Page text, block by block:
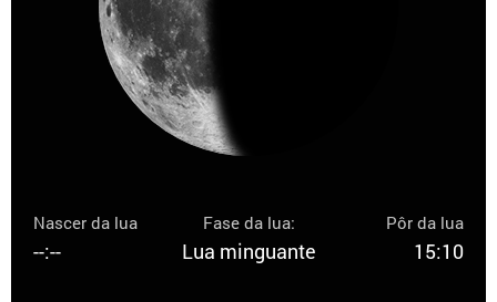
Nascer da lua
--:--
Fase da lua:
Lua minguante
Pôr da lua
15:10